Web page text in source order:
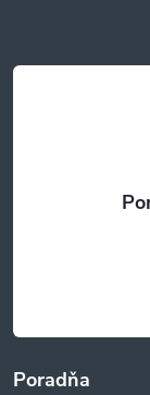
t
Poradňa